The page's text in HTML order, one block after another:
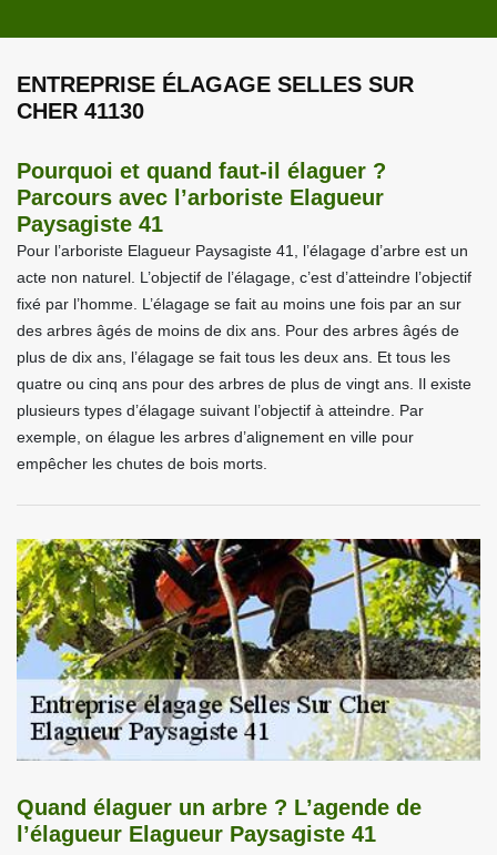
ENTREPRISE ÉLAGAGE SELLES SUR
CHER 41130
Pourquoi et quand faut-il élaguer ?
Parcours avec l’arboriste Elagueur
Paysagiste 41
Pour l’arboriste Elagueur Paysagiste 41, l’élagage d’arbre est un
acte non naturel. L’objectif de l’élagage, c’est d’atteindre l’objectif
fixé par l’homme. L’élagage se fait au moins une fois par an sur
des arbres âgés de moins de dix ans. Pour des arbres âgés de
plus de dix ans, l’élagage se fait tous les deux ans. Et tous les
quatre ou cinq ans pour des arbres de plus de vingt ans. Il existe
plusieurs types d’élagage suivant l’objectif à atteindre. Par
exemple, on élague les arbres d’alignement en ville pour
empêcher les chutes de bois morts.
Quand élaguer un arbre ? L’agende de
l’élagueur Elagueur Paysagiste 41